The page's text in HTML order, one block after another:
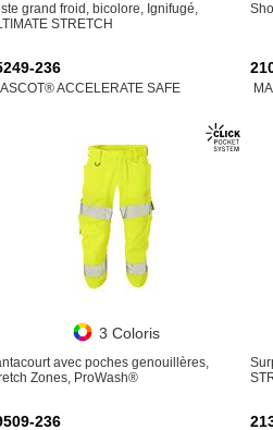
grand froid, bicolore, Ignifugé,
STRETCH
236
ACCELERATE SAFE
3 Coloris
avec poches genouillères,
Zones, ProWash®
236